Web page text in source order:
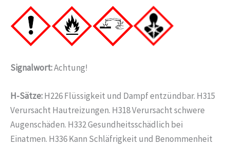
Signalwort:Achtung!
H-Sätze:H226 Flüssigkeit und Dampf entzündbar. H315
Verursacht Hautreizungen. H318 Verursacht schwere
Augenschäden. H332 Gesundheitsschädlich bei
Einatmen. H336 Kann Schläfrigkeit und Benommenheit